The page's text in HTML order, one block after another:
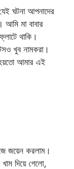
ঘটনা আপনাদের
মা বাবার
থাকি।
খুব নামকরা।
আমার এই
জয়েন করলাম।
দিয়ে গেলো,